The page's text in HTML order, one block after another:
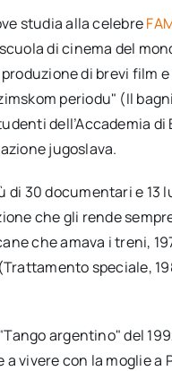
studia alla celebre
di cinema del
di brevi film e
periodu" (Il
dell’Accademia
jugoslava.
30 documentari e 13
che gli rende
che amava i treni,
speciale,
argentino" del
vivere con la moglie a